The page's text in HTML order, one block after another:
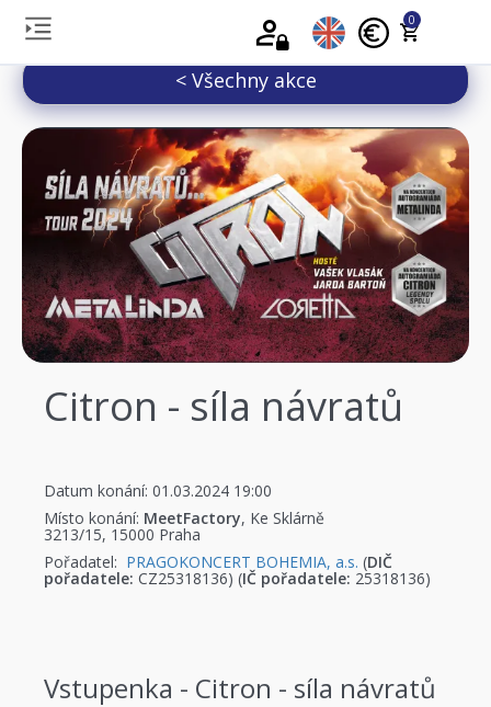
0
< Všechny akce
Citron - síla návratů
Datum konání: 01.03.2024 19:00
Místo konání: MeetFactory, Ke Sklárně
3213/15, 15000 Praha
Pořadatel: PRAGOKONCERT BOHEMIA, a.s. (DIČ
pořadatele: CZ25318136) (IČ pořadatele: 25318136)
Vstupenka - Citron - síla návratů